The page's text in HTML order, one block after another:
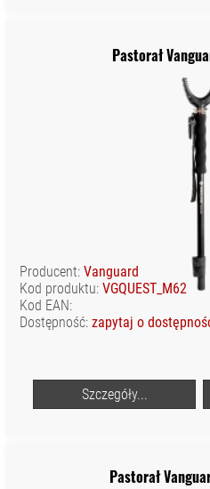
Pastorał
Producent: Vanguard
Kod produktu: VGQUEST_M62
Kod EAN:
Dostępność: zapytaj o
Szczegóły...
Pastorał